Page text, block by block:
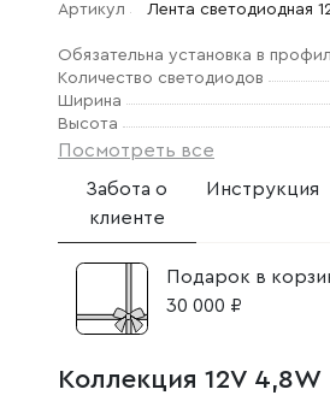
Артикул
Лента светодиодная
Обязательна установка в
Количество светодиодов
Ширина
Высота
Посмотреть все
Забота о
клиенте
Инструкция
Подарок в
30 000 ₽
Коллекция 12V 4,8W